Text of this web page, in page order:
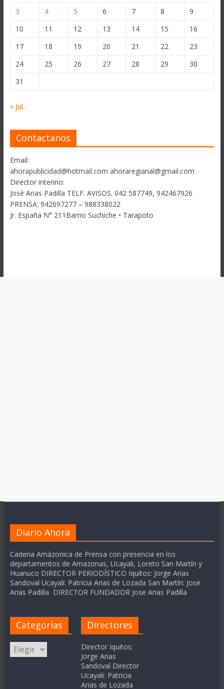
3
4 5 6 7 8
9
10
11 12 13 14 15
16
17
18 19 20 21 22
23
24
25 26 27 28 29
30
31
« Jul
Contactanos
Email:
ahorapublicidad@hotmail.com ahoraregianal@gmail.com
Director interino:
José Arias Padilla TELF. AVISOS. 042 587749, 942467926
PRENSA: 942697277 – 988338022
Jr. España N° 211Barrio Suchiche • Tarapoto
Diario Ahora
Cadena Amázonica de Prensa con presencia en los
departamentos de Amazonas, Ucayali, Loreto San Martín y
Huanuco DIRECTOR PERIODÍSTICO Iquitos: Jorge Arias
Sandoval Ucayali: Patricia Arias de Lozada San Martín: Jose
Arias Padilla DIRECTOR FUNDADOR Jose Arias Padilla
Categorías
Categorías
Directores
Director Iquitos:
Jorge Arias
Sandoval Director
Ucayali: Patricia
Arias de Lozada